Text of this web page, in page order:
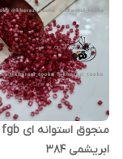
ابریشمی ۳۸۴